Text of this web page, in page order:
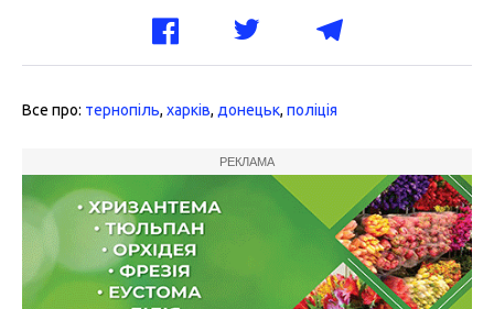
Все про: тернопіль, харків, донецьк, поліція
РЕКЛАМА